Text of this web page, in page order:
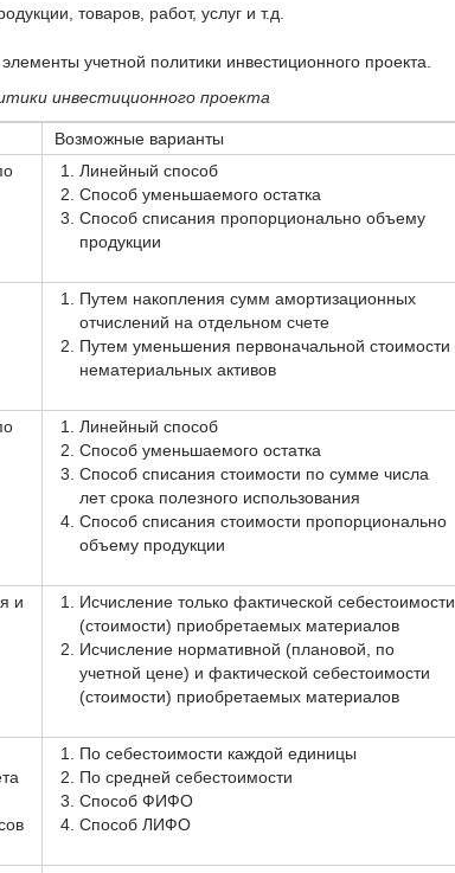
товаров, работ, услуг и т.д.
учетной политики инвестиционного проекта.
инвестиционного проекта
Возможные варианты
Линейный способ
Способ уменьшаемого остатка
Способ списания пропорционально объему
продукции
Путем накопления сумм амортизационных
отчислений на отдельном счете
Путем уменьшения первоначальной стоимости
нематериальных активов
Линейный способ
Способ уменьшаемого остатка
Способ списания стоимости по сумме числа
лет срока полезного использования
Способ списания стоимости пропорционально
объему продукции
и
Исчисление только фактической себестоимости
(стоимости) приобретаемых материалов
Исчисление нормативной (плановой, по
учетной цене) и фактической себестоимости
(стоимости) приобретаемых материалов
По себестоимости каждой единицы
По средней себестоимости
Способ ФИФО
Способ ЛИФО